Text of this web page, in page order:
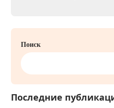
Поиск
Последние